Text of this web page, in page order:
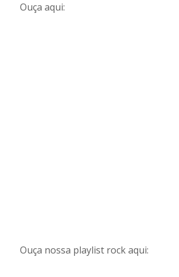
Ouça aqui:
Ouça nossa playlist rock aqui: